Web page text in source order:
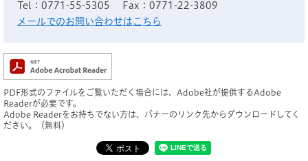
Tel：0771-55-5305
Fax：0771-22-3809
メールでのお問い合わせはこちら
PDF形式のファイルをご覧いただく場合には、Adobe社が提供するAdobe
Readerが必要です。
Adobe Readerをお持ちでない方は、バナーのリンク先からダウンロードしてく
ださい。（無料）